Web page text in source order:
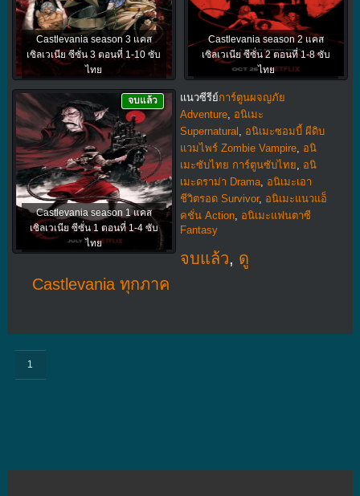
Castlevania season 3 แคส
เซิลเวเนีย ซีซั่น 3 ตอนที่ 1-10 ซับ
ไทย
Castlevania season 2 แคส
เซิลเวเนีย ซีซั่น 2 ตอนที่ 1-8 ซับ
ไทย
Castlevania season 1 แคส
เซิลเวเนีย ซีซั่น 1 ตอนที่ 1-4 ซับ
ไทย
จบแล้ว แนวซีรีย์การ์ตูนผจญภัย
Adventure, อนิเมะ
Supernatural
อนิเมะซอมบี้ ผีดิบ
แวมไพร์ Zombie Vampire, อนิ
เมะซับไทย การ์ตูนซับไทย
อนิ
เมะดราม่า Drama, อนิเมะเอา
ชีวิตรอด Survivor, อนิเมะแนวแอ็
คชั่น Action, อนิเมะแฟนตาซี
Fantasy
จบแล้ว, ดู
Castlevania ทุกภาค
1